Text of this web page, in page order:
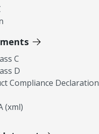
C
D
Compliance Declaration
(xml)